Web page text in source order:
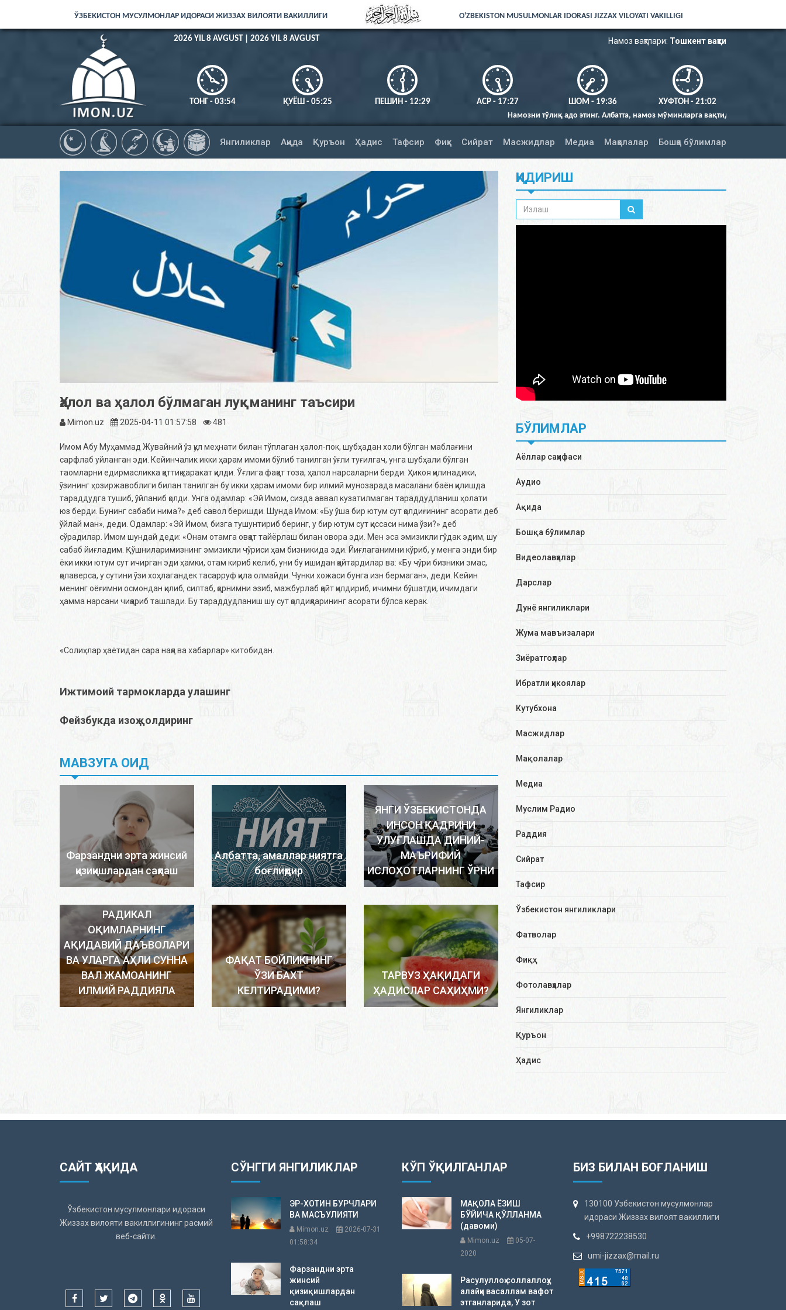
ЎЗБЕКИСТОН МУСУЛМОНЛАР ИДОРАСИ ЖИЗЗАХ ВИЛОЯТИ ВАКИЛЛИГИ O'ZBEKISTON MUSULMONLAR IDORASI JIZZAX VILOYATI VAKILLIGI
2026 YIL 8 AVGUST | 2026 YIL 8 AVGUST Намоз вақтлари: Тошкент вақти
ТОНГ - 03:54 ҚУЁШ - 05:25 ПЕШИН - 12:29 АСР - 17:27 ШОМ - 19:36
ХУФТОН - 21:02
Намозни тўлиқ адо этинг. Албатта, намоз мўминларга вақтида фарз қилингандир (Нисо
Янгиликлар Ақида Қуръон Ҳадис Тафсир Фиқҳ Сийрат Масжидлар Медиа Мақолалар Бошқа бўлимлар
Ҳалол ва ҳалол бўлмаган луқманинг таъсири
Mimon.uz 2025-04-11 01:57:58 481
Имом Абу Муҳаммад Жувайний ўз қул меҳнати билан тўплаган ҳалол-пок, шубҳадан холи бўлган маблағини
сарфлаб уйланган эди. Кейинчалик икки ҳарам имоми бўлиб танилган ўғли туғилгач, унга шубҳали бўлган
таомларни едирмасликка қаттиқ ҳаракат қилди. Ўғлига фақат тоза, ҳалол нарсаларни берди. Ҳикоя қилинадики,
ўзининг ҳозиржавоблиги билан танилган бу икки ҳарам имоми бир илмий мунозарада масалани баён қилишда
тараддудга тушиб, ўйланиб қолди. Унга одамлар: «Эй Имом, сизда аввал кузатилмаган тараддудланиш ҳолати
юз берди. Бунинг сабаби нима?» деб савол беришди. Шунда Имом: «Бу ўша бир ютум сут қолдиғининг асорати деб
ўйлай ман», деди. Одамлар: «Эй Имом, бизга тушунтириб беринг, у бир ютум сут қиссаси нима ўзи?» деб
сўрадилар. Имом шундай деди: «Онам отамга овқат тайёрлаш билан овора эди. Мен эса эмизикли гўдак эдим, шу
сабаб йиғладим. Қўшниларимизнинг эмизикли чўриси ҳам бизникида эди. Йиғлаганимни кўриб, у менга энди бир
ёки икки ютум сут ичирган эди ҳамки, отам кириб келиб, уни бу ишидан қайтардилар ва: «Бу чўри бизники эмас,
қолаверса, у сутини ўзи хоҳлагандек тасарруф қила олмайди. Чунки хожаси бунга изн бермаган», деди. Кейин
менинг оёғимни осмондан қилиб, силтаб, қорнимни эзиб, мажбурлаб қайт қилдириб, ичимни бўшатди, ичимдаги
ҳамма нарсани чиқариб ташлади. Бу тараддудланиш шу сут қолдиқларининг асорати бўлса керак.
«Солиҳлар ҳаётидан сара нақл ва хабарлар» китобидан.
Ижтимоий тармокларда улашинг
Фейзбукда изоҳ қолдиринг
МАВЗУГА ОИД
Фарзандни эрта жинсий
қизиқишлардан сақлаш
Албатта, амаллар ниятга
боғлиқдир
ЯНГИ ЎЗБЕКИСТОНДА
ИНСОН ҚАДРИНИ
УЛУҒЛАШДА ДИНИЙ-
МАЪРИФИЙ
ИСЛОҲОТЛАРНИНГ ЎРНИ
РАДИКАЛ
ОҚИМЛАРНИНГ
АҚИДАВИЙ ДАЪВОЛАРИ
ВА УЛАРГА АҲЛИ СУННА
ВАЛ ЖАМОАНИНГ
ИЛМИЙ РАДДИЯЛА
ФАҚАТ БОЙЛИКНИНГ
ЎЗИ БАХТ
КЕЛТИРАДИМИ?
ТАРВУЗ ҲАҚИДАГИ
ҲАДИСЛАР САҲИҲМИ?
ҚИДИРИШ
БЎЛИМЛАР
Аёллар саҳифаси
Аудио
Ақида
Бошқа бўлимлар
Видеолавҳалар
Дарслар
Дунё янгиликлари
Жума мавъизалари
Зиёратгоҳлар
Ибратли ҳикоялар
Кутубхона
Масжидлар
Мақолалар
Медиа
Муслим Радио
Раддия
Сийрат
Тафсир
Ўзбекистон янгиликлари
Фатволар
Фиқҳ
Фотолавҳалар
Янгиликлар
Қуръон
Ҳадис
САЙТ ҲАҚИДА
Ўзбекистон мусулмонлари идораси
Жиззах вилояти вакиллигининг расмий
веб-сайти.
СЎНГГИ ЯНГИЛИКЛАР
ЭР-ХОТИН БУРЧЛАРИ
ВА МАСЪУЛИЯТИ
Mimon.uz
2026-07-31
01:58:34
Фарзандни эрта
жинсий
қизиқишлардан
сақлаш
КЎП ЎҚИЛГАНЛАР
МАҚОЛА ЁЗИШ
БЎЙИЧА ҚЎЛЛАНМА
(давоми)
Mimon.uz
05-07-
2020
Расулуллоҳ соллаллоҳу
алайҳи васаллам вафот
этганларида, У зот
БИЗ БИЛАН БОҒЛАНИШ
130100 Узбекистон мусулмонлар
идораси Жиззах вилоят вакиллиги
+998722238530
umi-jizzax@mail.ru